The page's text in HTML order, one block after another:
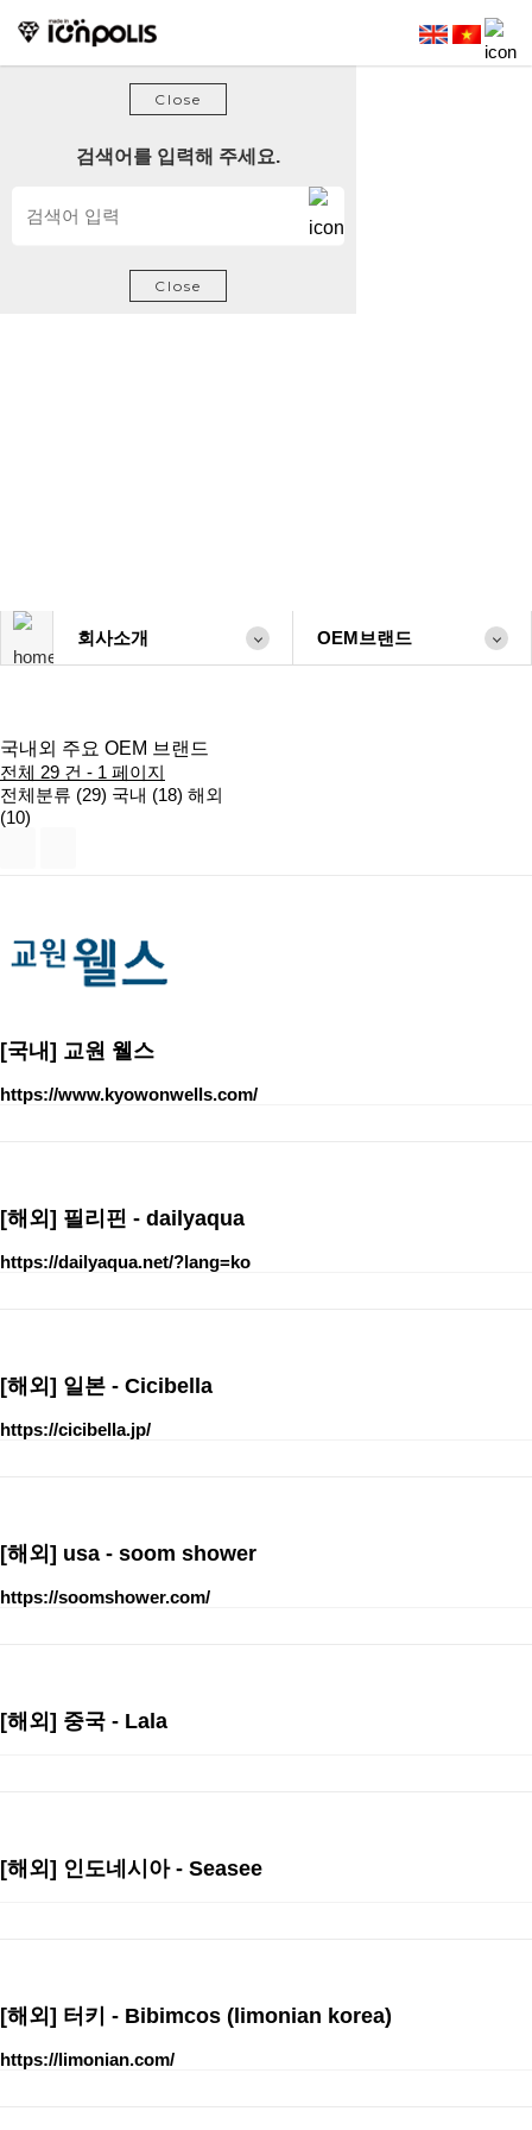
방문해 주셔서 감사합니다.
Close
검색어를 입력해 주세요.
Close
회사소개 OEM브랜드
국내외 주요 OEM 브랜드
전체 29 건 - 1 페이지
전체분류 (29) 국내 (18) 해외
(10)
[국내] 교원 웰스
https://www.kyowonwells.com/
[해외] 필리핀 - dailyaqua
https://dailyaqua.net/?lang=ko
[해외] 일본 - Cicibella
https://cicibella.jp/
[해외] usa - soom shower
https://soomshower.com/
[해외] 중국 - Lala
[해외] 인도네시아 - Seasee
[해외] 터키 - Bibimcos (limonian korea)
https://limonian.com/